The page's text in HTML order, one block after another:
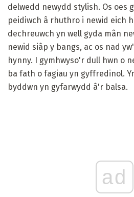
delwedd newydd stylish. Os oes
peidiwch â rhuthro i newid eich
dechreuwch yn well gyda mân
newid siâp y bangs, ac os nad
hynny. I gymhwyso'r dull hwn o
ba fath o fagiau yn gyffredinol.
byddwn yn gyfarwydd â'r balsa.
ad